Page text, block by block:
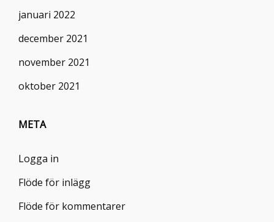
januari 2022
december 2021
november 2021
oktober 2021
META
Logga in
Flöde för inlägg
Flöde för kommentarer